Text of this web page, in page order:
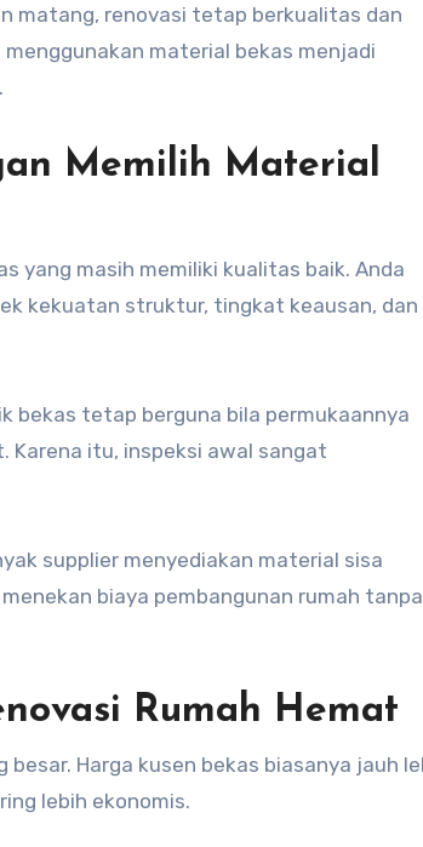
matang, renovasi tetap berkualitas dan
material bekas menjadi
Memilih Material
yang masih memiliki kualitas baik. Anda
kekuatan struktur, tingkat keausan, dan
bekas tetap berguna bila permukaannya
Karena itu, inspeksi awal sangat
supplier menyediakan material sisa
biaya pembangunan rumah tanpa
Rumah Hemat
Harga kusen bekas biasanya jauh
lebih ekonomis.